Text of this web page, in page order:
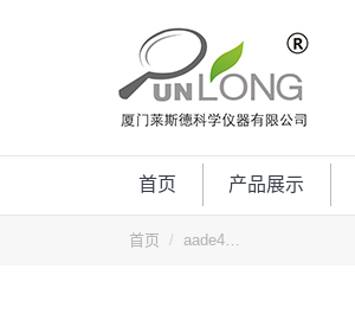
首页 产品展示
您的位置：
首页 aade4…